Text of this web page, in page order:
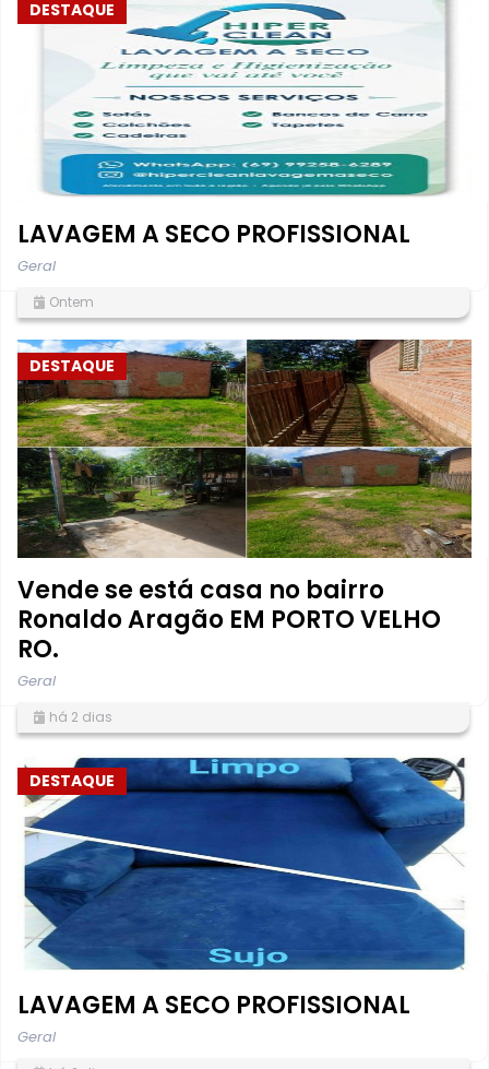
DESTAQUE
LAVAGEM A SECO PROFISSIONAL
Geral
Ontem
DESTAQUE
Vende se está casa no bairro
Ronaldo Aragão EM PORTO VELHO
RO.
Geral
há 2 dias
DESTAQUE
LAVAGEM A SECO PROFISSIONAL
Geral